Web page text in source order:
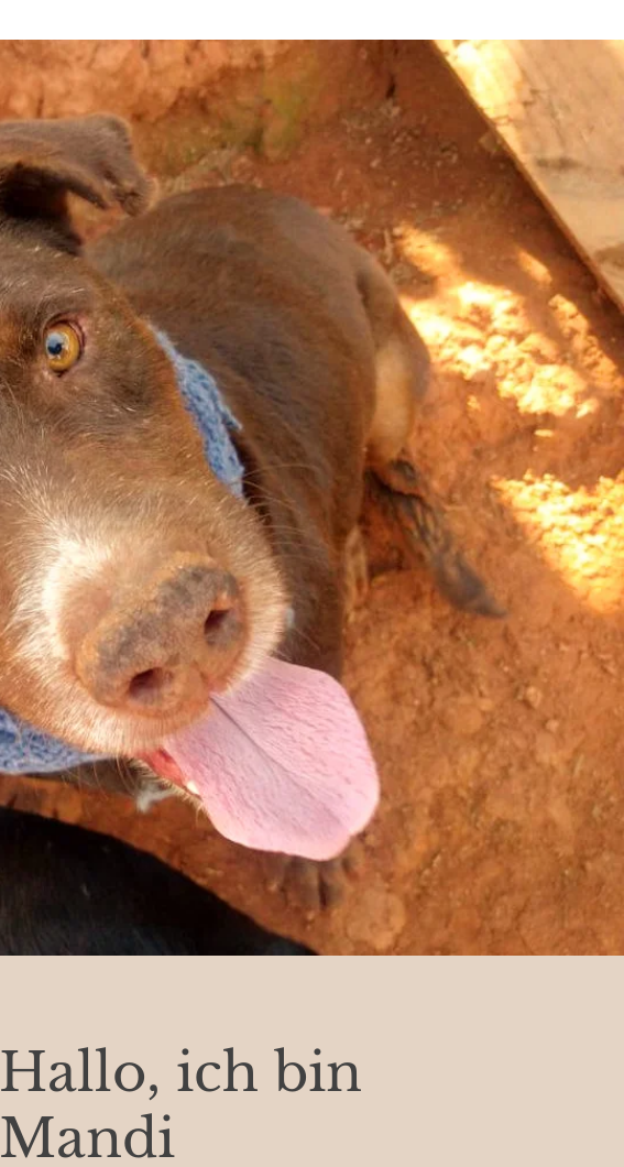
Hallo, ich bin
Mandi